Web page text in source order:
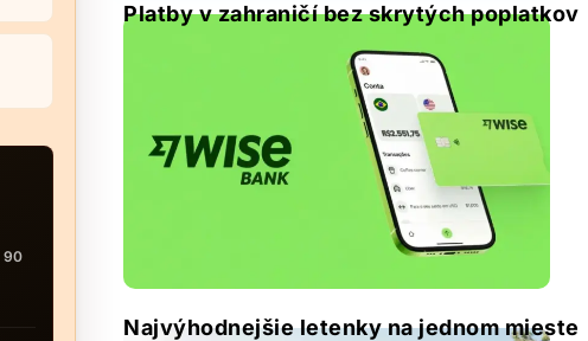
90
Platby v zahraničí bez skrytých poplatkov
Najvýhodnejšie letenky na jednom mieste